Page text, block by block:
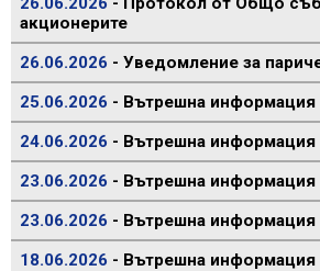
акционерите
26.06.2026 - Уведомление за
25.06.2026 - Вътрешна информация
24.06.2026 - Вътрешна информация
23.06.2026 - Вътрешна информация
23.06.2026 - Вътрешна информация
18.06.2026 - Вътрешна информация